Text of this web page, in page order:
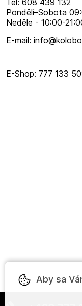
Tel: 608 439 132
Pondělí–​Sobota
Neděle - 10:00-
E-mail:
E-Shop: 777 133
Aby sa